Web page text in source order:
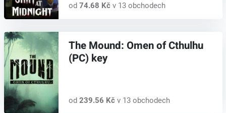
od 74.68 Kčv 13 obchodech
The Mound: Omen of Cthulhu
(PC) key
od 239.56 Kčv 13 obchodech